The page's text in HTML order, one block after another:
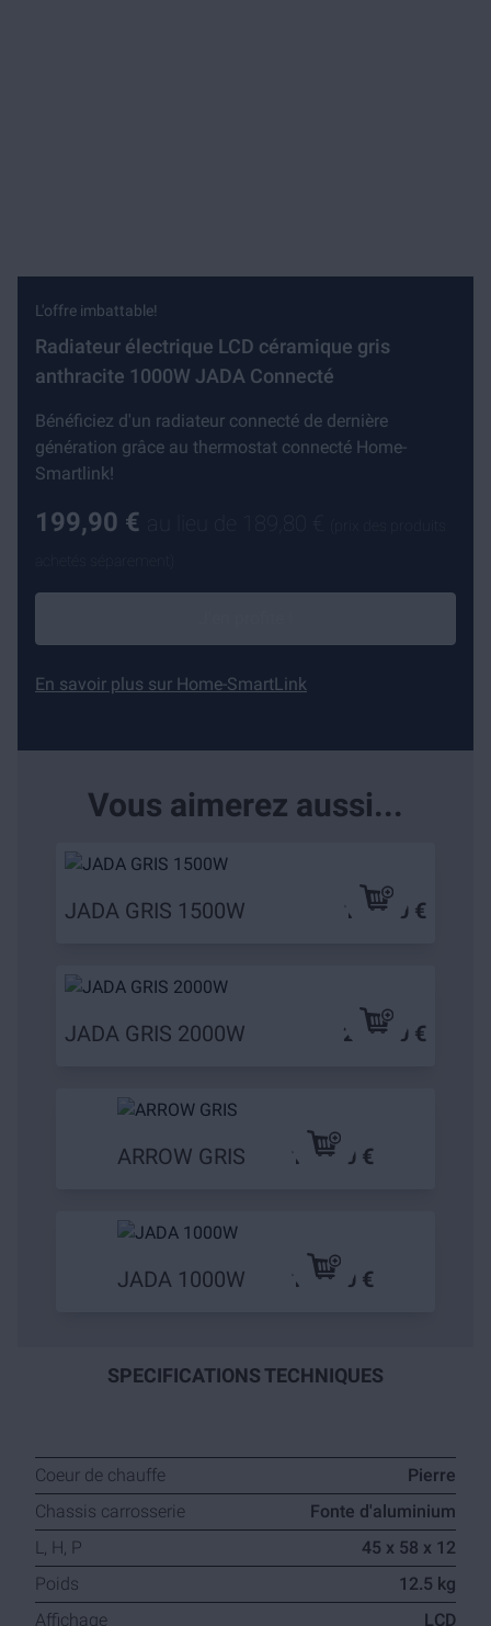
L'offre imbattable!
Radiateur électrique LCD céramique gris
anthracite 1000W JADA Connecté
Bénéficiez d'un radiateur connecté de dernière
génération grâce au thermostat connecté Home-
Smartlink!
199,90 €
En savoir plus sur Home-SmartLink
Vous aimerez aussi...
JADA GRIS 1500W 189,90 €
JADA GRIS 2000W 229,90 €
ARROW GRIS 119,90 €
JADA 1000W 169,90 €
SPECIFICATIONS TECHNIQUES
Coeur de chauffe
Pierre
Chassis carrosserie
Fonte d'aluminium
L, H, P
45 x 58 x 12
Poids
12.5 kg
Affichage
LCD